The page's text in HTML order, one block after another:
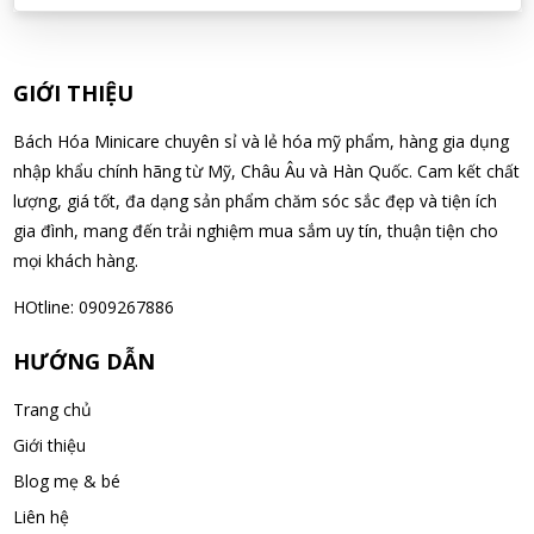
07/08/2026
Đặng Hòa Khánh Yên đã mua sản phẩm Men Vi Sinh BioGaia
Nhật Bản lọ 5ml cho trẻ Sơ Sinh
07/08/2026
Nguyễn Văn Cảnh đã mua sản phẩm Sữa Meiji số 0 Hohoemi
Milk (0-1 tuổi), hàng nội địa Nhật (hộp thiếc 800g)
07/08/2026
não Noguchi Ekisu 200 Viên
Võ Huỳnh Lanh đã mua sản phẩm Viên uống tiền đình bổ não
Noguchi Ekisu 200 Viên
07/08/2026
GIỚI THIỆU
Bách Hóa Minicare chuyên sỉ và lẻ hóa mỹ phẩm, hàng gia dụng
nhập khẩu chính hãng từ Mỹ, Châu Âu và Hàn Quốc. Cam kết chất
lượng, giá tốt, đa dạng sản phẩm chăm sóc sắc đẹp và tiện ích
gia đình, mang đến trải nghiệm mua sắm uy tín, thuận tiện cho
mọi khách hàng.
HOtline: 0909267886
HƯỚNG DẪN
Trang chủ
Giới thiệu
Blog mẹ & bé
Liên hệ